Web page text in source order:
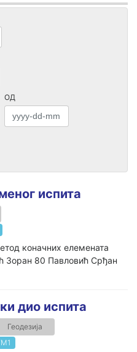
ОД
испита
коначних елемената
Зоран 80 Павловић Срђан
дио испита
Геодезија